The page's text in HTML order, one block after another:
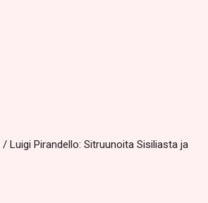
/ Luigi Pirandello: Sitruunoita Sisiliasta ja